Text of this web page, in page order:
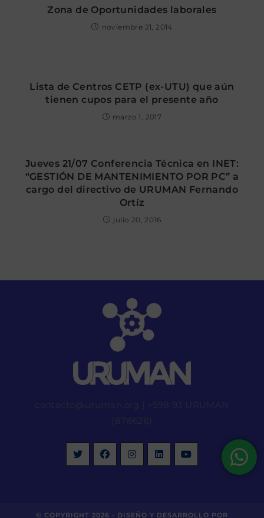
Zona de Oportunidades laborales
noviembre 21, 2014
Lista de Centros CETP (ex-UTU) que aún
tienen cupos para el presente año
marzo 1, 2017
Jueves 21/07 Conferencia Técnica en INET:
“GESTIÓN DE MANTENIMIENTO POR PC” a
cargo del directivo de URUMAN Fernando
Ortíz
julio 20, 2016
© COPYRIGHT 2026 - DISEÑO Y DESARROLLO POR